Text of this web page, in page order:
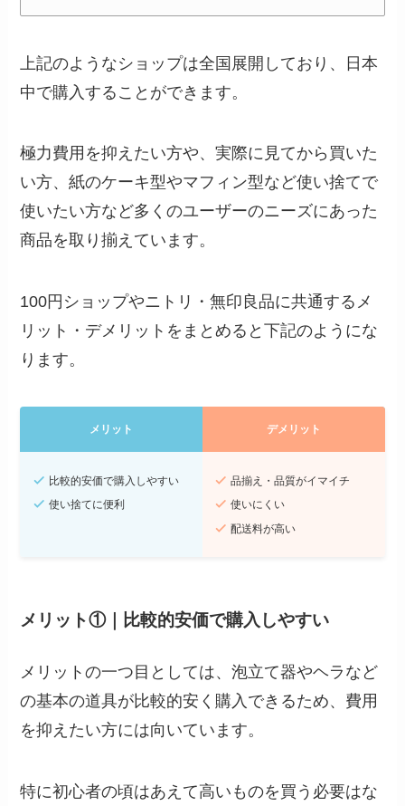
上記のようなショップは全国展開しており、日本
中で購入することができます。
極力費用を抑えたい方や、実際に見てから買いた
い方、紙のケーキ型やマフィン型など使い捨てで
使いたい方など多くのユーザーのニーズにあった
商品を取り揃えています。
100円ショップやニトリ・無印良品に共通するメ
リット・デメリットをまとめると下記のようにな
ります。
メリット デメリット
比較的安価で購入しやすい
使い捨てに便利
品揃え・品質がイマイチ
使いにくい
配送料が高い
メリット①｜比較的安価で購入しやすい
メリットの一つ目としては、泡立て器やヘラなど
の基本の道具が比較的安く購入できるため、費用
を抑えたい方には向いています。
特に初心者の頃はあえて高いものを買う必要はな